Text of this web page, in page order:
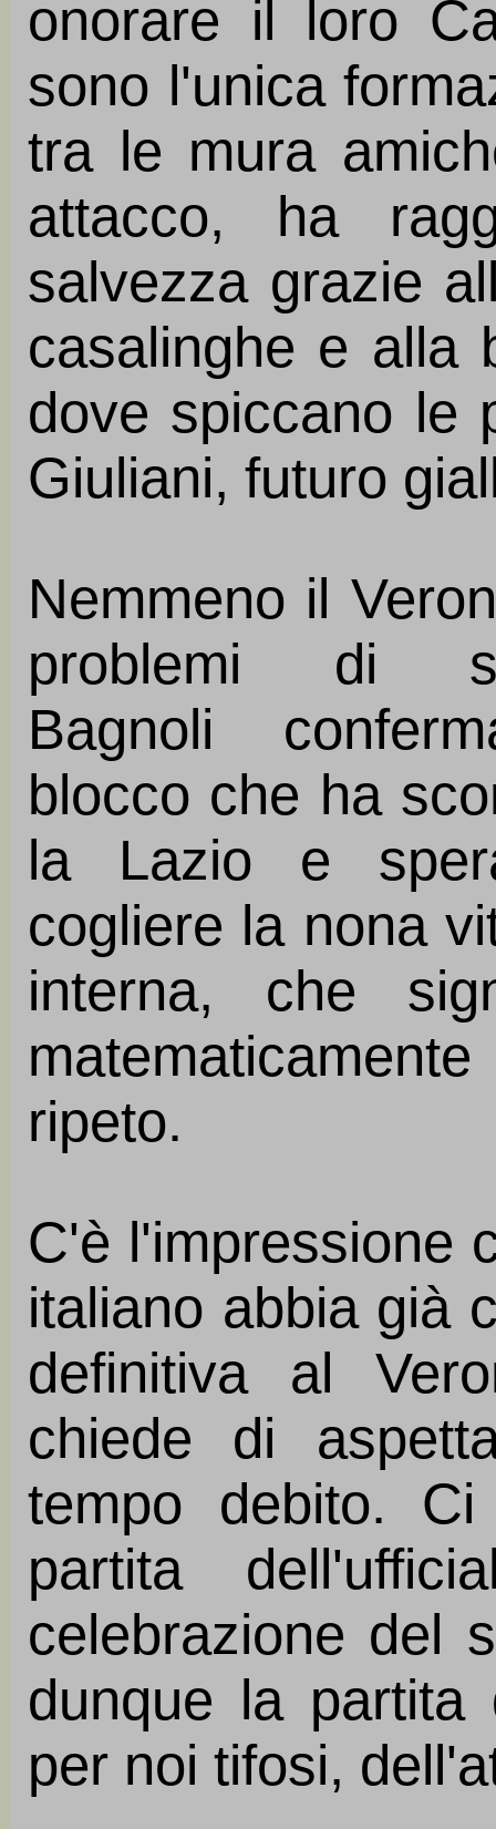
onorare il loro
sono l'unica
tra le mura
attacco, ha
salvezza grazie
casalinghe e alla
dove spiccano le
Giuliani, futuro
Nemmeno il
problemi di
Bagnoli
blocco che ha
la Lazio e
cogliere la nona
interna, che
ripeto.
C'è l'impressione
italiano abbia già
definitiva al
chiede di
tempo debito.
partita
celebrazione del
dunque la partita
per noi tifosi,